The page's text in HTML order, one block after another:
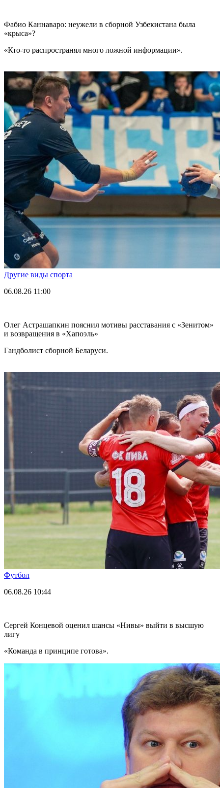
Фабио Каннаваро: неужели в сборной Узбекистана была
«крыса»?
«Кто-то распространял много ложной информации».
Другие виды спорта
06.08.26 11:00
Олег Астрашапкин пояснил мотивы расставания с «Зенитом»
и возвращения в «Хапоэль»
Гандболист сборной Беларуси.
Футбол
06.08.26 10:44
Сергей Концевой оценил шансы «Нивы» выйти в высшую
лигу
«Команда в принципе готова».